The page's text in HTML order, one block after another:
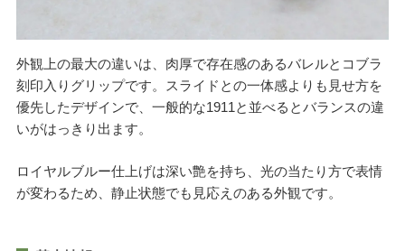
外観上の最大の違いは、肉厚で存在感のあるバレルとコブラ
刻印入りグリップです。スライドとの一体感よりも見せ方を
優先したデザインで、一般的な1911と並べるとバランスの違
いがはっきり出ます。
ロイヤルブルー仕上げは深い艶を持ち、光の当たり方で表情
が変わるため、静止状態でも見応えのある外観です。